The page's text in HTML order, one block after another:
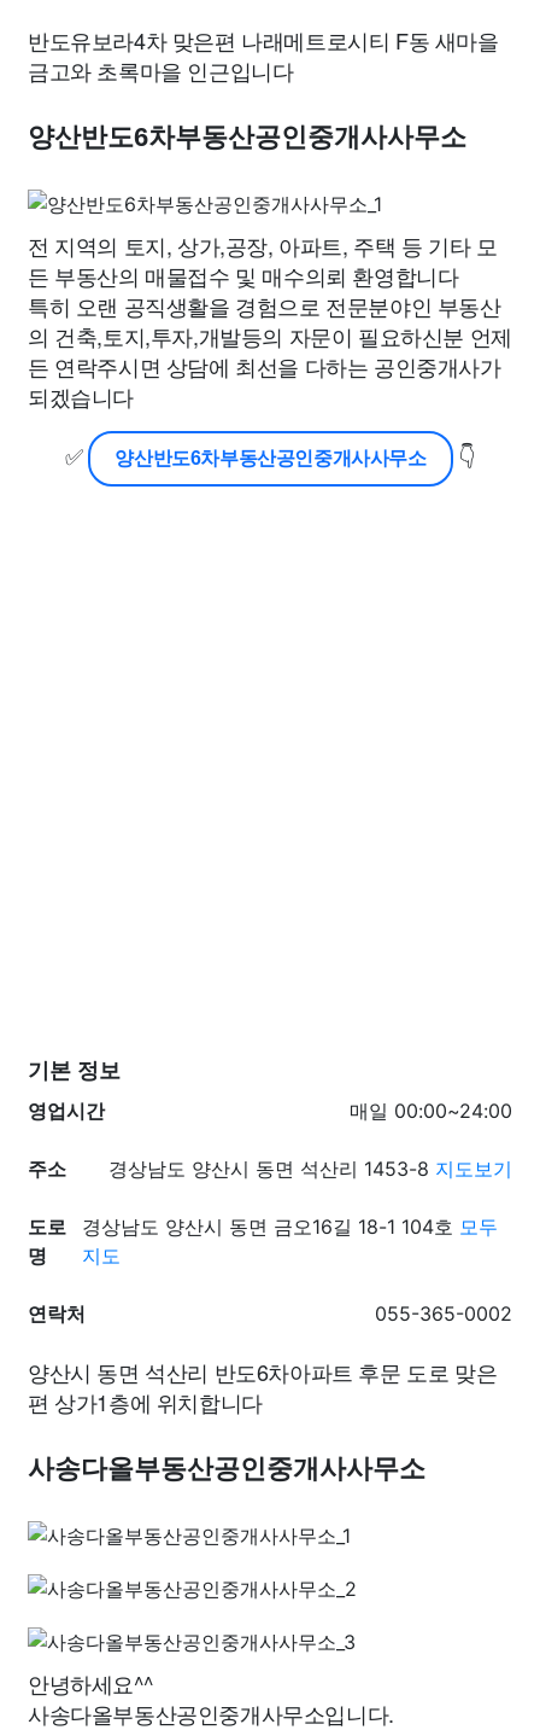
반도유보라4차 맞은편 나래메트로시티 F동 새마을
금고와 초록마을 인근입니다
양산반도6차부동산공인중개사사무소
전 지역의 토지, 상가,공장, 아파트, 주택 등 기타 모
든 부동산의 매물접수 및 매수의뢰 환영합니다
특히 오랜 공직생활을 경험으로 전문분야인 부동산
의 건축,토지,투자,개발등의 자문이 필요하신분 언제
든 연락주시면 상담에 최선을 다하는 공인중개사가
되겠습니다
✅
양산반도6차부동산공인중개사사무소 👇
기본 정보
영업시간
매일 00:00~24:00
주소 경상남도 양산시 동면 석산리 1453-8 지도보기
도로
명
경상남도 양산시 동면 금오16길 18-1 104호 모두
지도
연락처 055-365-0002
양산시 동면 석산리 반도6차아파트 후문 도로 맞은
편 상가1층에 위치합니다
사송다올부동산공인중개사사무소
안녕하세요^^
사송다올부동산공인중개사무소입니다.